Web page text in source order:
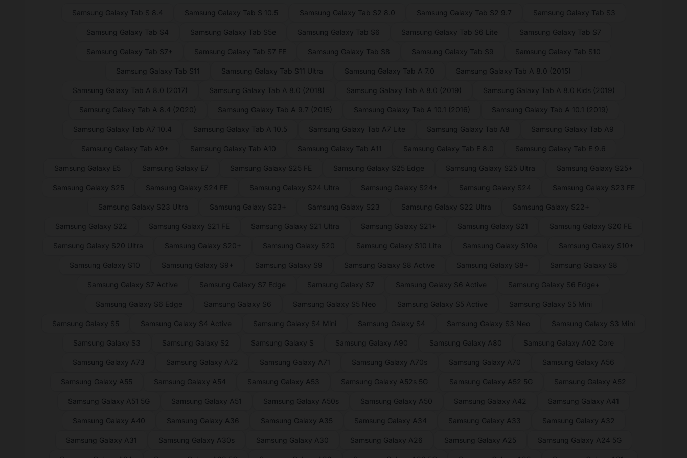
Samsung Galaxy Tab S 8.4 Samsung Galaxy Tab S 10.5 Samsung Galaxy Tab S2 8.0 Samsung Galaxy Tab S2 9.7 Samsung Galaxy Tab S3
Samsung Galaxy Tab S4 Samsung Galaxy Tab S5e Samsung Galaxy Tab S6 Samsung Galaxy Tab S6 Lite Samsung Galaxy Tab S7
Samsung Galaxy Tab S7+ Samsung Galaxy Tab S7 FE Samsung Galaxy Tab S8 Samsung Galaxy Tab S9 Samsung Galaxy Tab S10
Samsung Galaxy Tab S11 Samsung Galaxy Tab S11 Ultra Samsung Galaxy Tab A 7.0 Samsung Galaxy Tab A 8.0 (2015)
Samsung Galaxy Tab A 8.0 (2017) Samsung Galaxy Tab A 8.0 (2018) Samsung Galaxy Tab A 8.0 (2019) Samsung Galaxy Tab A 8.0 Kids (2019)
Samsung Galaxy Tab A 8.4 (2020) Samsung Galaxy Tab A 9.7 (2015) Samsung Galaxy Tab A 10.1 (2016) Samsung Galaxy Tab A 10.1 (2019)
Samsung Galaxy Tab A7 10.4 Samsung Galaxy Tab A 10.5 Samsung Galaxy Tab A7 Lite Samsung Galaxy Tab A8 Samsung Galaxy Tab A9
Samsung Galaxy Tab A9+ Samsung Galaxy Tab A10 Samsung Galaxy Tab A11 Samsung Galaxy Tab E 8.0 Samsung Galaxy Tab E 9.6
Samsung Galaxy E5 Samsung Galaxy E7 Samsung Galaxy S25 FE Samsung Galaxy S25 Edge Samsung Galaxy S25 Ultra Samsung Galaxy S25+
Samsung Galaxy S25 Samsung Galaxy S24 FE Samsung Galaxy S24 Ultra Samsung Galaxy S24+ Samsung Galaxy S24 Samsung Galaxy S23 FE
Samsung Galaxy S23 Ultra Samsung Galaxy S23+ Samsung Galaxy S23 Samsung Galaxy S22 Ultra Samsung Galaxy S22+
Samsung Galaxy S22 Samsung Galaxy S21 FE Samsung Galaxy S21 Ultra Samsung Galaxy S21+ Samsung Galaxy S21 Samsung Galaxy S20 FE
Samsung Galaxy S20 Ultra Samsung Galaxy S20+ Samsung Galaxy S20 Samsung Galaxy S10 Lite Samsung Galaxy S10e Samsung Galaxy S10+
Samsung Galaxy S10 Samsung Galaxy S9+ Samsung Galaxy S9 Samsung Galaxy S8 Active Samsung Galaxy S8+ Samsung Galaxy S8
Samsung Galaxy S7 Active Samsung Galaxy S7 Edge Samsung Galaxy S7 Samsung Galaxy S6 Active Samsung Galaxy S6 Edge+
Samsung Galaxy S6 Edge Samsung Galaxy S6 Samsung Galaxy S5 Neo Samsung Galaxy S5 Active Samsung Galaxy S5 Mini
Samsung Galaxy S5 Samsung Galaxy S4 Active Samsung Galaxy S4 Mini Samsung Galaxy S4 Samsung Galaxy S3 Neo Samsung Galaxy S3 Mini
Samsung Galaxy S3 Samsung Galaxy S2 Samsung Galaxy S Samsung Galaxy A90 Samsung Galaxy A80 Samsung Galaxy A02 Core
Samsung Galaxy A73 Samsung Galaxy A72 Samsung Galaxy A71 Samsung Galaxy A70s Samsung Galaxy A70 Samsung Galaxy A56
Samsung Galaxy A55 Samsung Galaxy A54 Samsung Galaxy A53 Samsung Galaxy A52s 5G Samsung Galaxy A52 5G Samsung Galaxy A52
Samsung Galaxy A51 5G Samsung Galaxy A51 Samsung Galaxy A50s Samsung Galaxy A50 Samsung Galaxy A42 Samsung Galaxy A41
Samsung Galaxy A40 Samsung Galaxy A36 Samsung Galaxy A35 Samsung Galaxy A34 Samsung Galaxy A33 Samsung Galaxy A32
Samsung Galaxy A31 Samsung Galaxy A30s Samsung Galaxy A30 Samsung Galaxy A26 Samsung Galaxy A25 Samsung Galaxy A24 5G